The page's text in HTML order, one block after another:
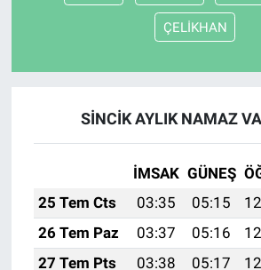
ÇELİKHAN
SİNCİK AYLIK NAMAZ
İMSAK GÜNEŞ
25 Tem Cts
03:35 05:15
26 Tem Paz
03:37 05:16
27 Tem Pts
03:38 05:17